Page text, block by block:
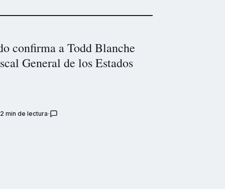
confirma a Todd Blanche
General de los Estados
2 min de lectura